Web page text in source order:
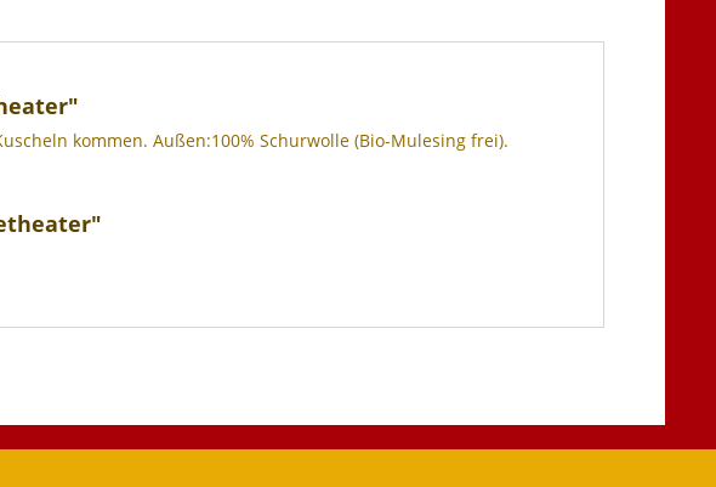
kommen. Außen:100% Schurwolle (Bio-Mulesing frei).